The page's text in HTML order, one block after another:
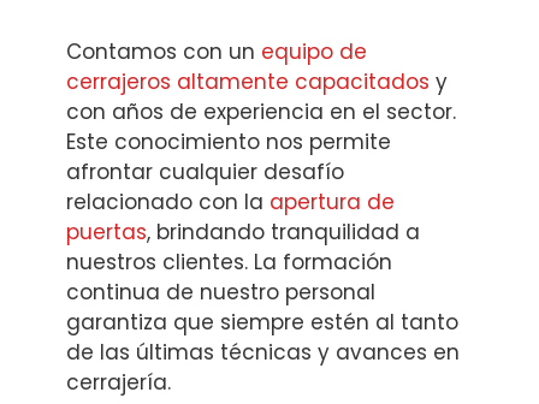
Contamos con un equipo de
cerrajeros altamente capacitados y
con años de experiencia en el sector.
Este conocimiento nos permite
afrontar cualquier desafío
relacionado con la apertura de
puertas, brindando tranquilidad a
nuestros clientes. La formación
continua de nuestro personal
garantiza que siempre estén al tanto
de las últimas técnicas y avances en
cerrajería.